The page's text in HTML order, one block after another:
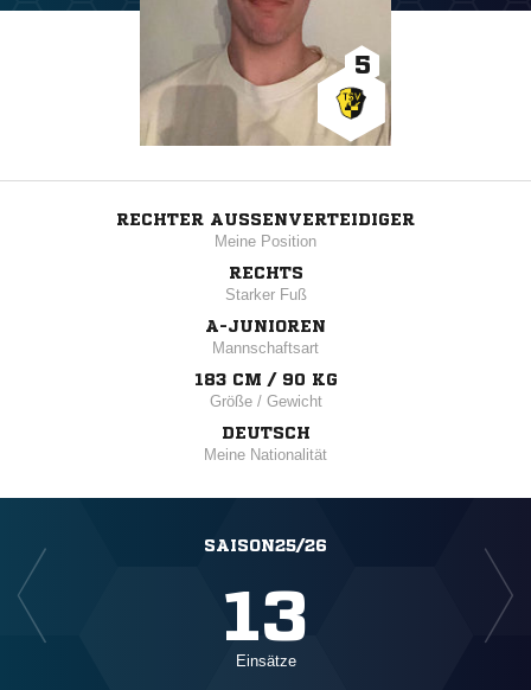
5
RECHTER AUSSENVERTEIDIGER
Meine Position
RECHTS
Starker Fuß
A-JUNIOREN
Mannschaftsart
183 CM / 90 KG
Größe / Gewicht
DEUTSCH
Meine Nationalität
SAISON25/26
13
Einsätze